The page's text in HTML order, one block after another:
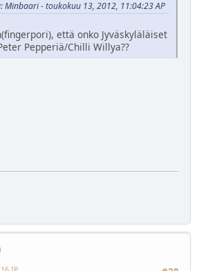
Minbaari - toukokuu 13, 2012, 11:04:23 AP
että onko Jyväskyläläiset
Pepperiä/Chilli Willya??